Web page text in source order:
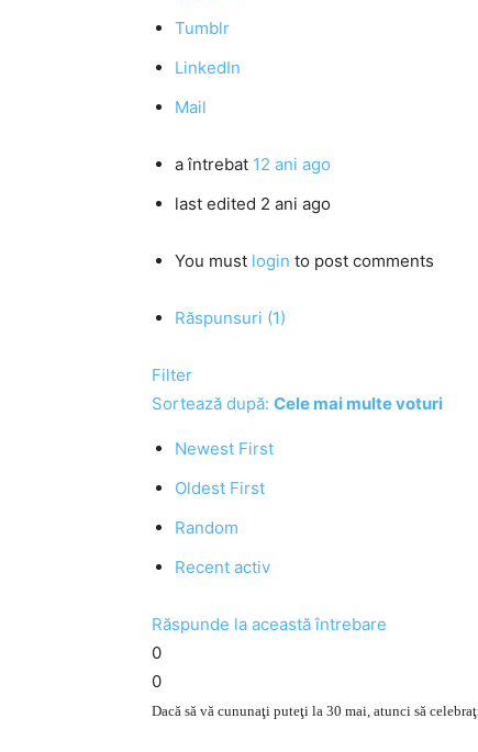
Tumblr
LinkedIn
Mail
a întrebat 12 ani ago
last edited 2 ani ago
You must login to post comments
Răspunsuri (1)
Filter
Sortează după: Cele mai multe voturi
Newest First
Oldest First
Random
Recent activ
Răspunde la această întrebare
0
0
Dacă să vă cununaţi puteţi la 30 mai, atunci să